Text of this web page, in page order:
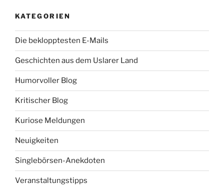
KATEGORIEN
Die beklopptesten E-Mails
Geschichten aus dem Uslarer Land
Humorvoller Blog
Kritischer Blog
Kuriose Meldungen
Neuigkeiten
Singlebörsen-Anekdoten
Veranstaltungstipps